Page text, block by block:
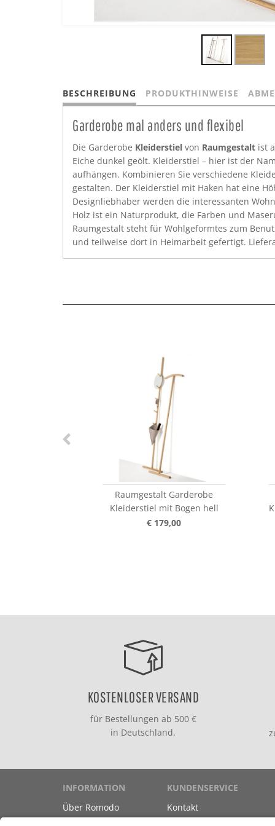
BESCHREIBUNG PRODUKTHINWEISE
Garderobe mal anders und flexibel
Die Garderobe Kleiderstiel von Raumgestalt ist
Eiche dunkel geölt. Kleiderstiel – hier ist der
aufhängen. Kombinieren Sie verschiedene
gestalten. Der Kleiderstiel mit Haken hat eine
Designliebhaber werden die interessanten
Holz ist ein Naturprodukt, die Farben und
Raumgestalt steht für Wohlgeformtes zum
und teilweise dort in Heimarbeit gefertigt.
Raumgestalt Garderobe
Kleiderstiel mit Bogen hell
€ 179,00
KOSTENLOSER VERSAND
für Bestellungen ab 500 €
in Deutschland.
INFORMATION
Über Romodo
KUNDENSERVICE
Kontakt